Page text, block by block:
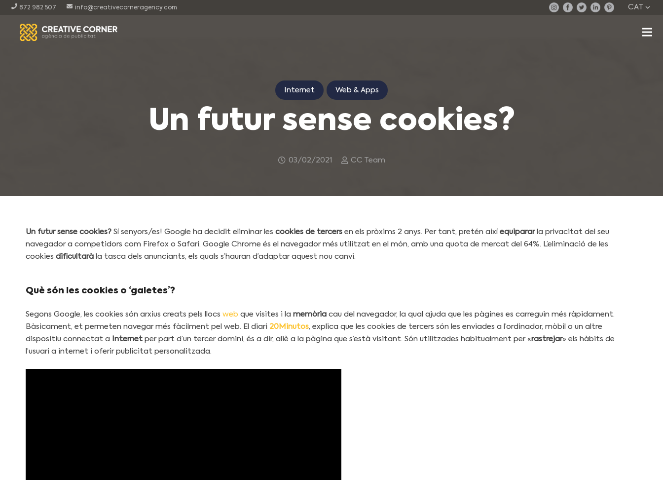
872 982 507 info@creativecorneragency.com CAT
Internet Web & Apps
Un futur sense cookies?
03/02/2021 CC Team
Un futur sense cookies? Sí senyors/es! Google ha decidit eliminar les cookies de tercers en els pròxims 2 anys. Per tant, pretén així equipararla privacitat del seu
navegador a competidors com Firefox o Safari. Google Chrome és el navegador més utilitzat en el món, amb una quota de mercat del 64%. L’eliminació de les
cookies dificultarà la tasca dels anunciants, els quals s’hauran d’adaptar aquest nou canvi.
Què són les cookies o ‘galetes’?
Segons Google, les cookies són arxius creats pels llocs web que visites i la memòria cau del navegador, la qual ajuda que les pàgines es carreguin més ràpidament.
Bàsicament, et permeten navegar més fàcilment pel web. El diari 20Minutos, explica que les cookies de tercers són les enviades a l’ordinador, mòbil o un altre
dispositiu connectat a Internet per part d’un tercer domini, és a dir, aliè a la pàgina que s’està visitant. Són utilitzades habitualment per «rastrejar» els hàbits de
l’usuari a internet i oferir publicitat personalitzada.